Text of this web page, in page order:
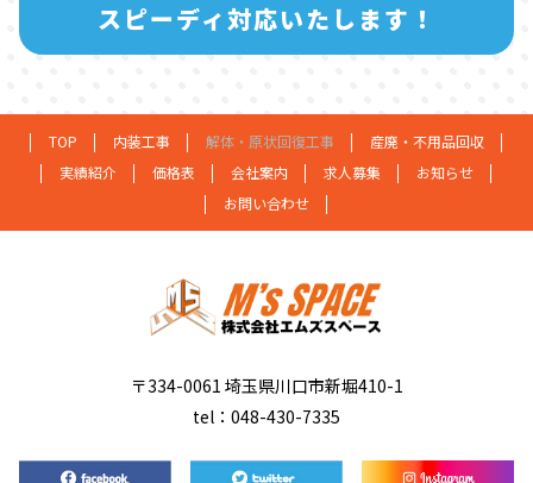
スピーディ対応いたします！
TOP 内装工事 解体・原状回復工事
産廃・不用品回収
実績紹介
価格表 会社案内 求人募集
お知らせ
お問い合わせ
〒334-0061 埼玉県川口市新堀410-1
tel：048-430-7335